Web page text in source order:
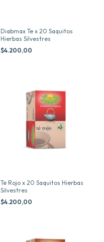
Diabmax Te x 20 Saquitos
Hierbas Silvestres
$4.200,00
Te Rojo x 20 Saquitos Hierbas
Silvestres
$4.200,00